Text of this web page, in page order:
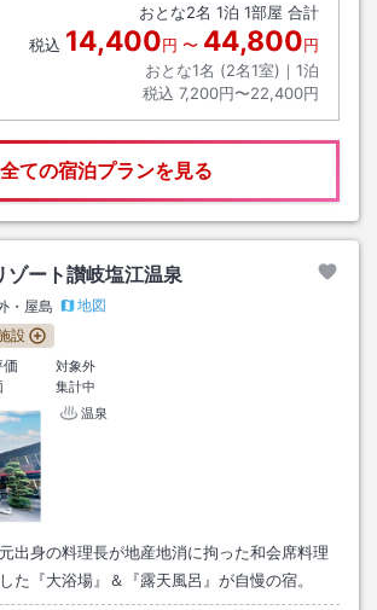
おとな2名 1泊 1部屋 合計
税込 14,400円 〜 44,800円
おとな1名 (2名1室)｜ 1泊
税込 7,200円〜22,400円
全ての宿泊プランを見る
ゾート讃岐塩江温泉
・屋島
地図
設
対象外
集計中
温泉
出身の料理長が地産地消に拘った和会席料理
た『大浴場』＆『露天風呂』が自慢の宿。